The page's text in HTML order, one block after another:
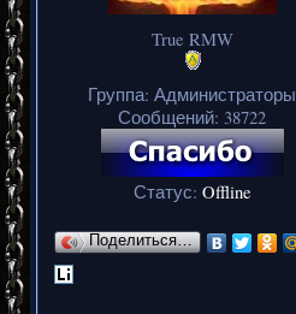
True RMW
Группа: Администраторы
Сообщений: 38722
Статус: Offline
Поделиться…